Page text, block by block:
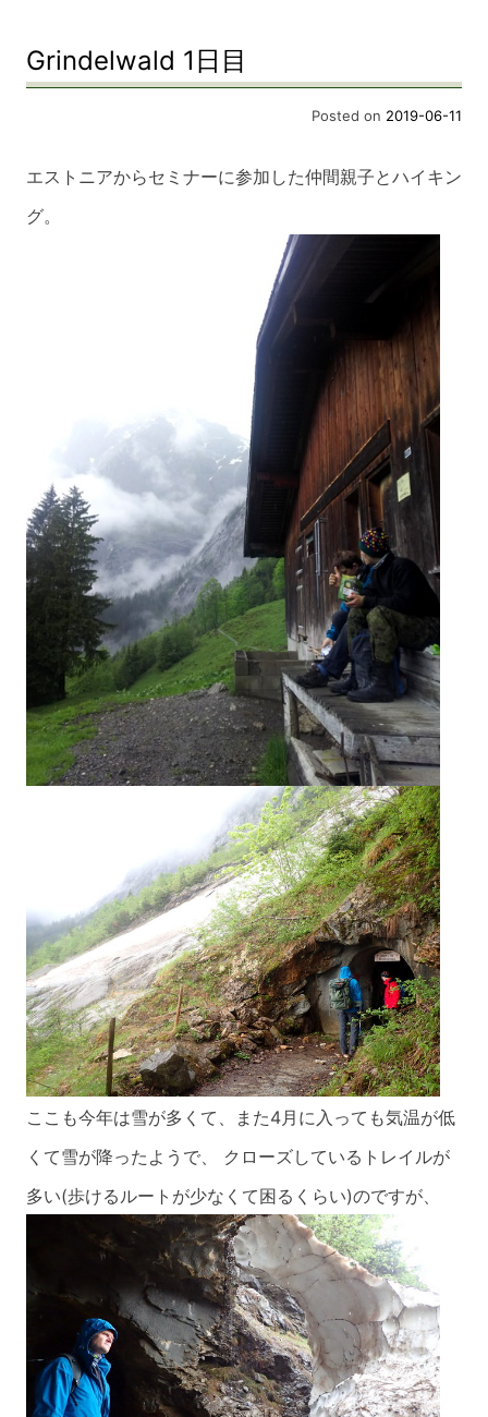
Grindelwald 1日目
Posted on 2019-06-11
エストニアからセミナーに参加した仲間親子とハイキン
グ。
ここも今年は雪が多くて、また4月に入っても気温が低
くて雪が降ったようで、 クローズしているトレイルが
多い(歩けるルートが少なくて困るくらい)のですが、